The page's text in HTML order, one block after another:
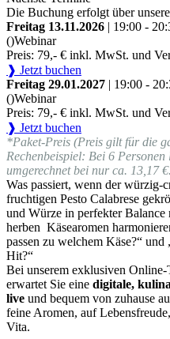
Die Buchung erfolgt über
Freitag 13.11.2026 | 19:00 -
()Webinar
Preis: 79,- € inkl. MwSt. und
❱ Jetzt buchen
Freitag 29.01.2027 | 19:00 -
()Webinar
Preis: 79,- € inkl. MwSt. und
❱ Jetzt buchen
*Paket-Preis (Preis gilt für die
Rechenbeispiel: Bei 6
umgerechnet bei nur ca. 13,17 €.
Was passiert, wenn der würzig-
fruchtigen Pesto Calabrese
und Würze in perfekter Balance
herben Käsearomen
passen zu welchem Käse?“
Hit?“
Bei unserem exklusiven Online-
erwartet Sie eine digitale,
live und bequem von zuhause
feine Aromen, auf
Vita.